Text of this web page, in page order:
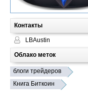
Контакты
LBAustin
Облако меток
блоги трейдеров
Книга Биткоин